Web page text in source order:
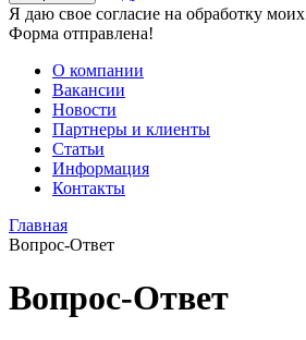
Я даю свое согласие на обработку моих
Форма отправлена!
О компании
Вакансии
Новости
Партнеры и клиенты
Статьи
Информация
Контакты
Главная
Вопрос-Ответ
Вопрос-Ответ